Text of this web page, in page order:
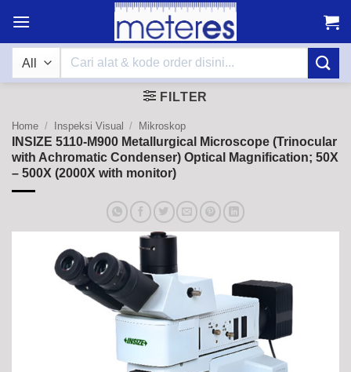
content
Search
FILTER
Home / Inspeksi Visual / Mikroskop
INSIZE 5110-M900 Metallurgical Microscope (Trinocular
with Achromatic Condenser) Optical Magnification; 50X
– 500X (2000X with monitor)